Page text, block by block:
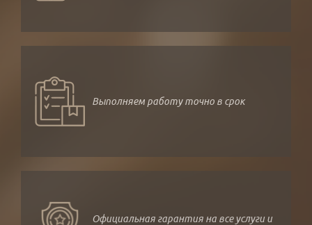
Выполняем работу точно в срок
Официальная гарантия на все услуги и